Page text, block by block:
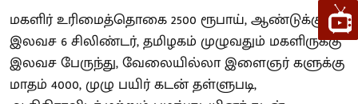
மகளிர் உரிமைத்தொகை 2500 ரூபாய், ஆண்டுக்கு
இலவச 6 சிலிண்டர், தமிழகம் முழுவதும் மகளிருக்கு
இலவச பேருந்து, வேலையில்லா இளைஞர் களுக்கு
மாதம் 4000, முழு பயிர் கடன் தள்ளுபடி,